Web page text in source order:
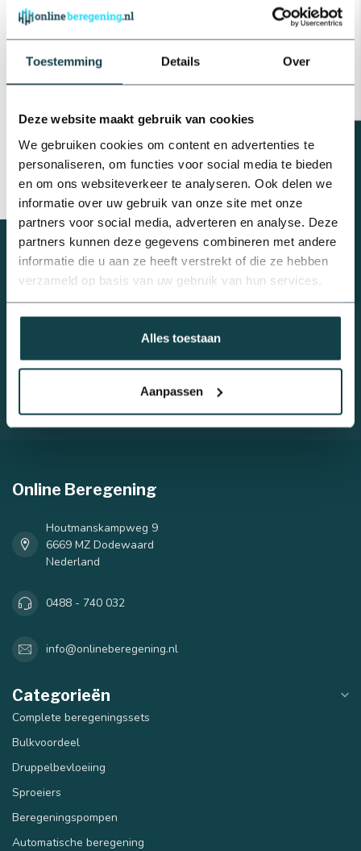
Toestemming Details Over
Deze website maakt gebruik van cookies
We gebruiken cookies om content en advertenties te
personaliseren, om functies voor social media te bieden
en om ons websiteverkeer te analyseren. Ook delen we
informatie over uw gebruik van onze site met onze
partners voor social media, adverteren en analyse. Deze
partners kunnen deze gegevens combineren met andere
informatie die u aan ze heeft verstrekt of die ze hebben
verzameld op basis van uw gebruik van hun services.
Alles toestaan
Aanpassen
Nieuw bij Onlineberegening.nl!
nodig? Schaf materialen aan door middel van palletvoordeel en
profiteer van een leuke korting!
40 mm
Advies nodig van een
Telefonisch contact: 0488 - 740 032 of stuur een mail naar
info@onlineberegening.nl
Klantenservice
Online Beregening
Houtmanskampweg 9
6669 MZ Dodewaard
Nederland
0488 - 740 032
info@onlineberegening.nl
Categorieën
Complete beregeningssets
Bulkvoordeel
Druppelbevloeiing
Sproeiers
Beregeningspompen
Automatische beregening
Beregeningsplan?